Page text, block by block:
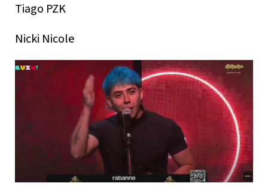
Tiago PZK
Nicki Nicole